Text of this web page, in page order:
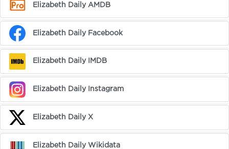
Elizabeth Daily AMDB
Elizabeth Daily Facebook
Elizabeth Daily IMDB
Elizabeth Daily Instagram
Elizabeth Daily X
Elizabeth Daily Wikidata